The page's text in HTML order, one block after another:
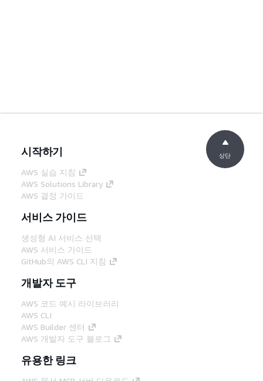
시작하기
AWS 실습 지침
AWS Solutions Library
AWS 결정 가이드
서비스 가이드
생성형 AI 서비스 선택
AWS 서비스 가이드
GitHub의 AWS CLI 지침
개발자 도구
AWS 코드 예시 라이브러리
AWS CLI
AWS Builder 센터
AWS 개발자 도구 블로그
유용한 링크
상단